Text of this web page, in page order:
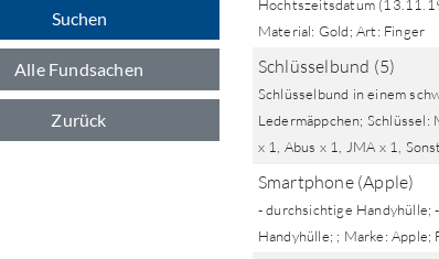
Suchen
Alle Fundsachen
Zurück
Hochtszeitsdatum
Material: Gold; Art: Finger
Schlüsselbund (5)
Schlüsselbund in einem
Ledermäppchen;
x 1, Abus x 1, JMA x 1,
Smartphone (Apple)
- durchsichtige Handyhülle;
Handyhülle; ; Marke: Apple;